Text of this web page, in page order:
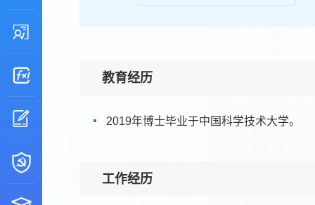
教育经历
2019年博士毕业于中国科学技术大学。
工作经历